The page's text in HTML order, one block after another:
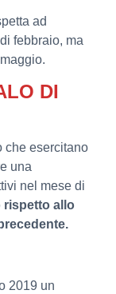
ad
febbraio, ma
DI
che esercitano
una
nel mese di
rispetto allo
2019 un